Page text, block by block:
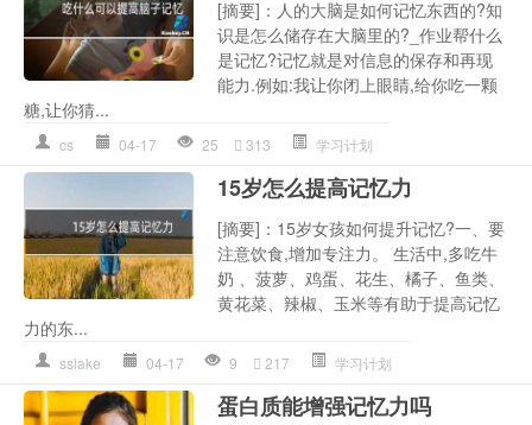
[摘要]：人的大脑是如何记忆东西的?知
识是怎么储存在大脑里的?_作业帮什么
是记忆?记忆就是对信息的保存和再现
能力.例如:我让你闭上眼睛,给你吃一颗
糖,让你猜...
cs 04-17 25 313 学习计划
15岁怎么提高记忆力
[摘要]：15岁女孩如何提升记忆?一、要
注意饮食,增加专注力。 生活中,多吃牛
奶 、菠萝、鸡蛋、花生、橘子、鱼类、
黄花菜、辣椒、玉米等有助于提高记忆
力的东...
sslake 04-17 9 217 学习计划
蛋白质能增强记忆力吗